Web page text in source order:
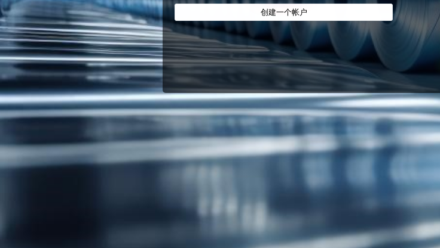
创建一个帐户